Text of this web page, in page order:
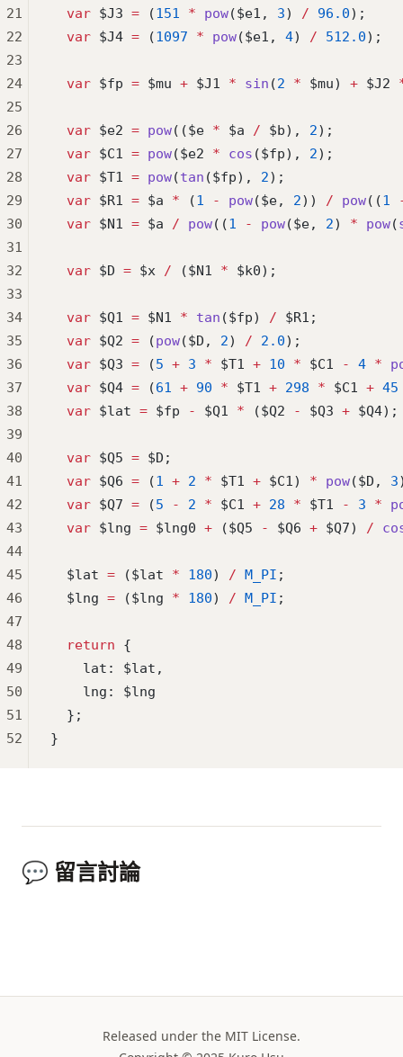
  var
$J3 = (151 * pow($e1, 3) / 96.0);
  var
$J4 = (1097 * pow($e1, 4) / 512.0);
  var
$fp = $mu + $J1 * sin (2 * $mu) + $J2
  var
$e2 = pow(($e * $a / $b), 2);
  var
$C1 = pow($e2 * cos ($fp), 2);
  var
$T1 = pow(tan ($fp), 2);
  var
$R1 = $a * (1 - pow($e, 2)) / pow((1
  var
$N1 = $a / pow((1 - pow($e, 2) * pow(
  var
$D = $x / ($N1 * $k0);
  var
$Q1 = $N1 * tan ($fp) / $R1;
  var
$Q2 = (pow($D, 2) / 2.0);
  var
$Q3 = (5 + 3 * $T1 + 10 * $C1 - 4 *
  var
$Q4 = (61 + 90 * $T1 + 298 * $C1 + 45
  var
$lat = $fp - $Q1 * ($Q2 - $Q3 + $Q4);
  var
$Q5 = $D;
  var
$Q6 = (1 + 2 * $T1 + $C1) * pow($D, 3
  var
$Q7 = (5 - 2 * $C1 + 28 * $T1 - 3 *
  var
$lng = $lng0 + ($Q5 - $Q6 + $Q7) /
  $lat
= ($lat * 180) / M_PI ;
  $lng
= ($lng * 180) / M_PI ;
  return
{
    lat: $lat,
    lng: $lng
  };
}
21
22
23
24
25
26
27
28
29
30
31
32
33
34
35
36
37
38
39
40
41
42
43
44
45
46
47
48
49
50
51
52
💬 留言討論
Released under the MIT License.